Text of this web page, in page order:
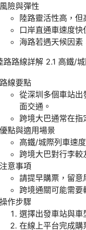
風險與彈性
陸路靈活性高，但
口岸直通車速度
海路若遇天候因素
路路線詳解 2.1 高鐵/
路線要點
從深圳多個車站
面交通。
跨境大巴通常在指
優點與適用場景
高鐵/城際列車速
跨境大巴對行李較
注意事項
請提早購票，留意
跨境通關可能需要
操作步驟
選擇出發車站與車
在線上平台完成購